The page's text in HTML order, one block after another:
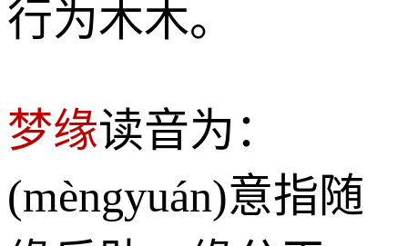
行为木木。
梦缘读音为：
(mèngyuán)意指随